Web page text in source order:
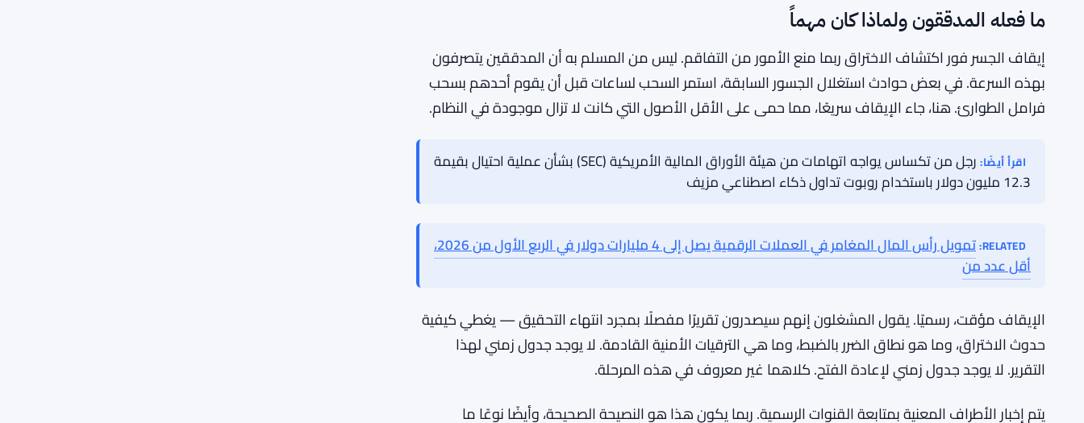
يكون الأخير. لكن 5.4 مليون دولار هو مبلغ حقيقي، والمدققون كانوا على علم بذلك — لقد تحركوا بسرعة.
التحقيق جارٍ. الفريق يعمل مع خبراء الأمن لتتبع كيفية الحصول على المفتاح بالضبط، سواء كان ذلك من خلال
هجوم تصيد، مشكلة داخلية، اختراق للبنية التحتية، أو شيء آخر تمامًا. لم يتم الكشف عن تفاصيل في هذه
المرحلة. هذا ليس غير معتاد — لا تعلن عن نتائجك أثناء التحقيق — لكنه يترك الأطراف المعنية في الظلام
ما فعله المدققون ولماذا كان مهماً
بهذه السرعة. في بعض حوادث استغلال الجسور السابقة، استمر السحب لساعات قبل أن يقوم أحدهم بسحب
فرامل الطوارئ. هنا، جاء الإيقاف سريعًا، مما حمى على الأقل الأصول التي كانت لا تزال موجودة في النظام.
اقرأ أيضًا:
رجل من تكساس يواجه اتهامات من هيئة الأوراق المالية الأمريكية (SEC) بشأن عملية احتيال بقيمة
12.3 مليون دولار باستخدام روبوت تداول ذكاء اصطناعي مزيف
RELATED: